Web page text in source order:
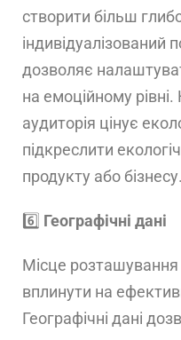
створити більш
дозволяє
на емоційному
аудиторія цінує
підкреслити
продукту або бізнесу.
6️⃣ Географічні дані
Місце розташування
вплинути на
Географічні дані